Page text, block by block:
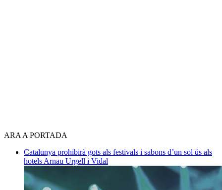
ARA A PORTADA
Catalunya prohibirà gots als festivals i sabons d’un sol ús als
hotels Arnau Urgell i Vidal